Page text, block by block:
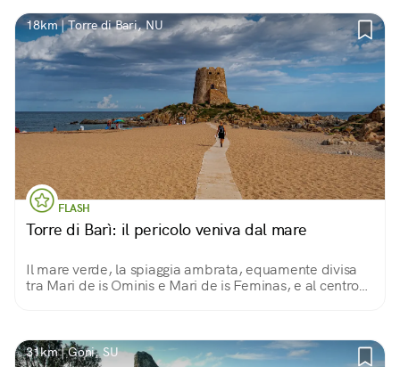
18km | Torre di Bari, NU
FLASH
Torre di Barì: il pericolo veniva dal mare
Il mare verde, la spiaggia ambrata, equamente divisa
tra Mari de is Ominis e Mari de is Feminas, e al centro
31km | Goni, SU